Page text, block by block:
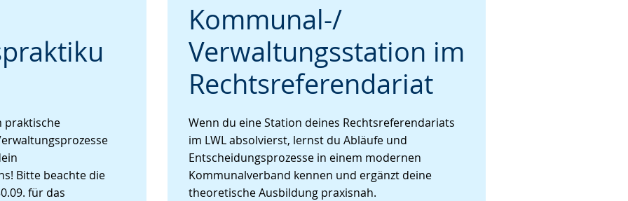
praktische
Bitte beachte die
für das
Kommunal-/
Verwaltungsstation im
Rechtsreferendariat
Leichten
Sprache
wechseln.
Audio-
Unterstützung.
Video
in
Deutscher
Gebärdensprache
wird
Wenn du eine Station deines Rechtsreferendariats
im LWL absolvierst, lernst du Abläufe und
Entscheidungsprozesse in einem modernen
Kommunalverband kennen und ergänzt deine
theoretische Ausbildung praxisnah.